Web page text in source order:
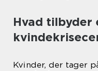
Hvad tilbyder
Kvinder, der tager